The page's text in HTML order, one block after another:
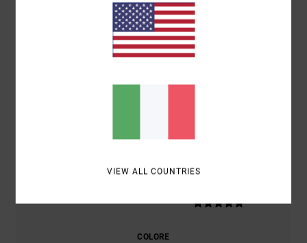
2 RECENSIONI VERIFICATEDAL OTTOBRE 2025
IL 100% DEI NOSTRI CLIENTI CONSIGLIA QUESTO
PRODOTTO
COLORE
VIEW ALL COUNTRIES